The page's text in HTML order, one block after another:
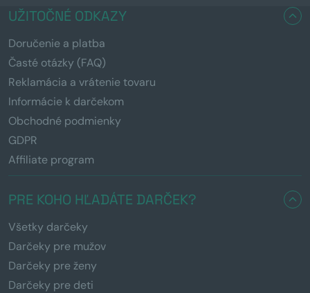
UŽITOČNÉ ODKAZY
Doručenie a platba
Časté otázky (FAQ)
Reklamácia a vrátenie tovaru
Informácie k darčekom
Obchodné podmienky
GDPR
Affiliate program
PRE KOHO HĽADÁTE DARČEK?
Všetky darčeky
Darčeky pre mužov
Darčeky pre ženy
Darčeky pre deti